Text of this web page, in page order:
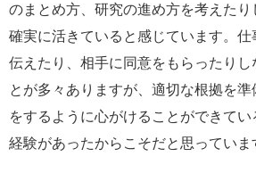
のまとめ方、研究の進め方を考えたり
確実に活きていると感じています。
伝えたり、相手に同意をもらったりし
とが多々ありますが、適切な根拠を
をするように心がけることができて
経験があったからこそだと思っていま